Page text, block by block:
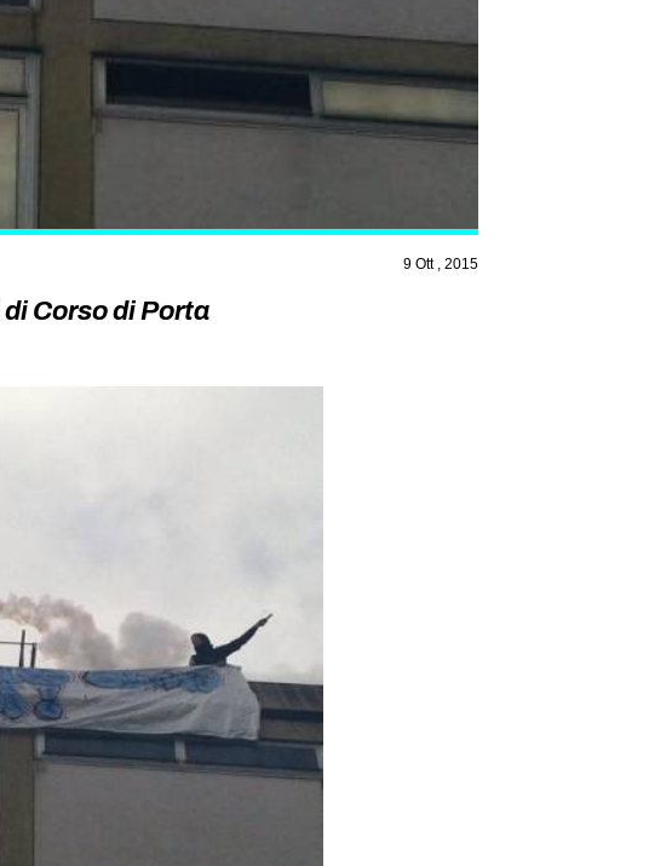
9 Ott , 2015
Corso di Porta